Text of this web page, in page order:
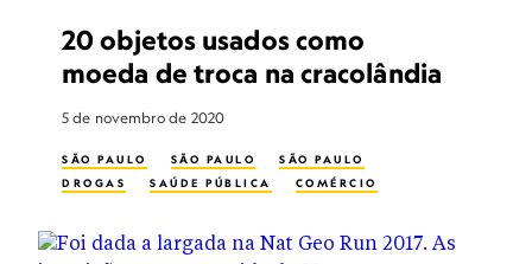
20 objetos usados como
moeda de troca na cracolândia
5 de novembro de 2020
SÃO PAULO SÃO PAULO
SÃO PAULO
DROGAS
SAÚDE PÚBLICA COMÉRCIO